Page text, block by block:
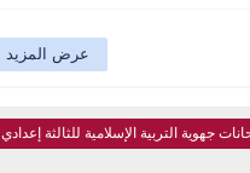
عرض المزيد
جهوية التربية الإسلامية للثالثة إعدادي